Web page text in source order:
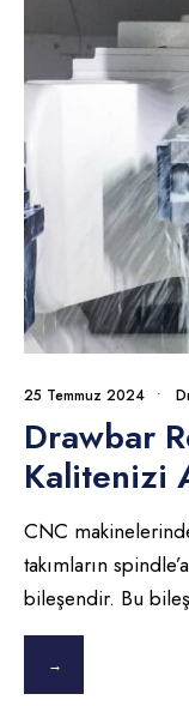
25 Temmuz 2024 •
Drawbar
Kalitenizi
CNC
takımların
bileşendir. Bu
→